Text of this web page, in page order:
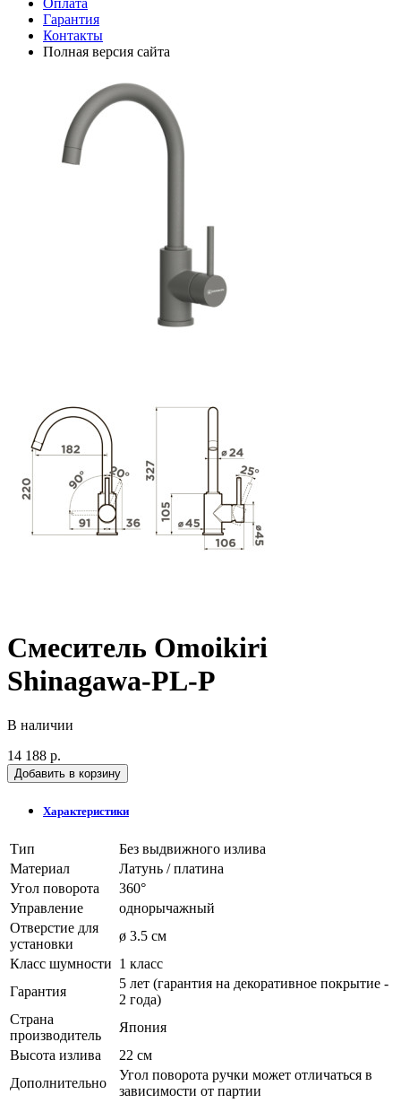
Оплата
Гарантия
Контакты
Полная версия сайта
Смеситель Omoikiri
Shinagawa-PL-P
В наличии
14 188 р.
Добавить в корзину
Характеристики
Тип
Без выдвижного излива
Материал
Латунь / платина
Угол поворота
360°
Управление
однорычажный
Отверстие для
установки
ø 3.5 см
Класс шумности 1 класс
Гарантия
5 лет (гарантия на декоративное покрытие -
2 года)
Страна
производитель
Япония
Высота излива
22 см
Дополнительно
Угол поворота ручки может отличаться в
зависимости от партии